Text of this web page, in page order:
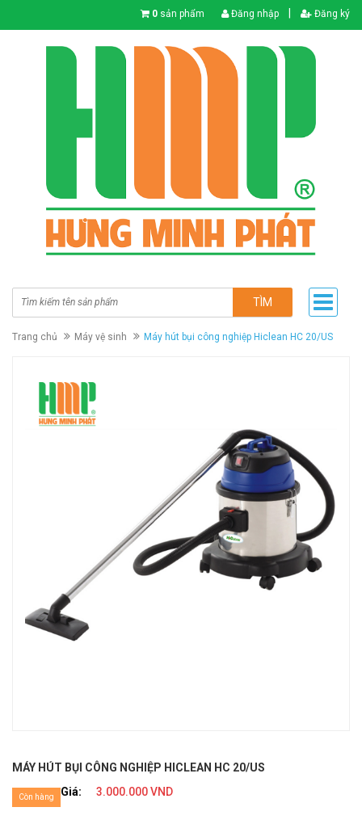
0 sản phẩm Đăng nhập Đăng ký
TÌM
Trang chủ Máy vệ sinh Máy hút bụi công nghiệp Hiclean HC 20/US
MÁY HÚT BỤI CÔNG NGHIỆP HICLEAN HC 20/US
Giá:
3.000.000 VND
Còn hàng